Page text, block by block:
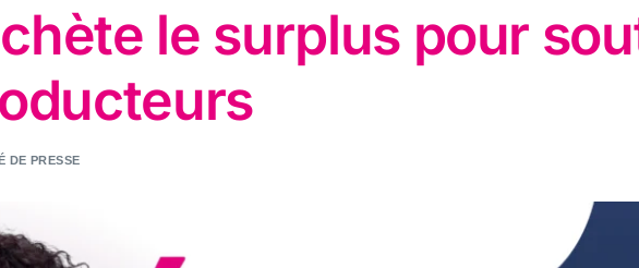
le surplus pour
DE PRESSE